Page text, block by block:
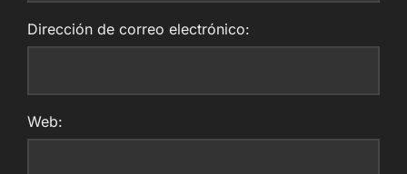
Dirección de correo electrónico:
Web: